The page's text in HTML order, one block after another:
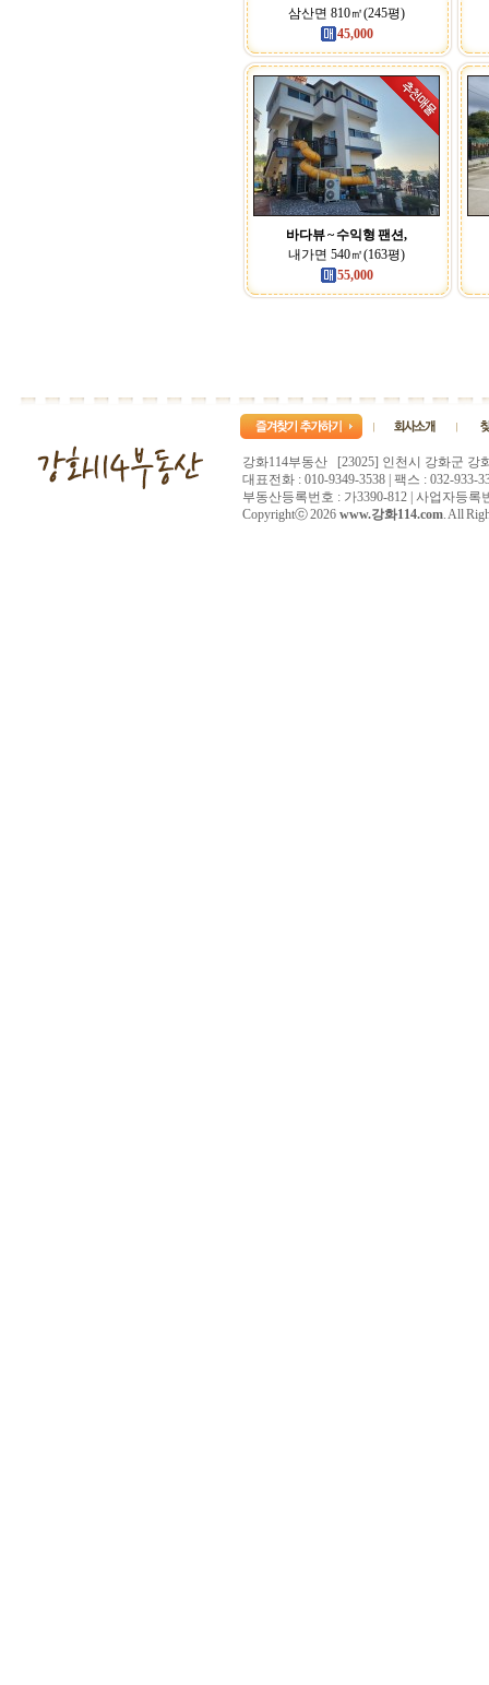
삼산면 810㎡(245평)
45,000
바다뷰 ~ 수익형 팬션,
내가면 540㎡(163평)
55,000
강화114부동산 [23025] 인천시 강화군 강
대표전화 : 010-9349-3538 | 팩스 : 032-933-
부동산등록번호 : 가3390-812 | 사업자등록
Copyrightⓒ 2026 www.강화114.com. All